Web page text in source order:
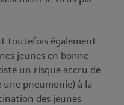
toutefois également
jeunes en bonne
un risque accru de
pneumonie) à la
des jeunes